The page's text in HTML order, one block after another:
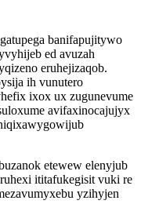
banifapujitywo
ed avuzah
eruhejizaqob.
ih vunutero
ixox ux zugunevume
avifaxinocajujyx
etewew elenyjub
ititafukegisit vuki re
yzihyjen